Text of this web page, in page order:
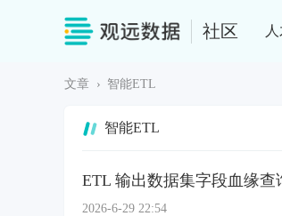
社区
文章 › 智能ETL
智能ETL
ETL 输出数据集字段血缘查
2026-6-29 22:54